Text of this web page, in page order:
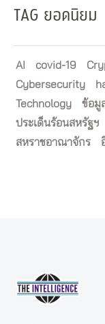
TAG ยอดนิยม
AI covid-19
Cybersecurity
Technology
ข้อมู
ประเด็นร้อนสหรัฐฯ
สหราชอาณาจักร